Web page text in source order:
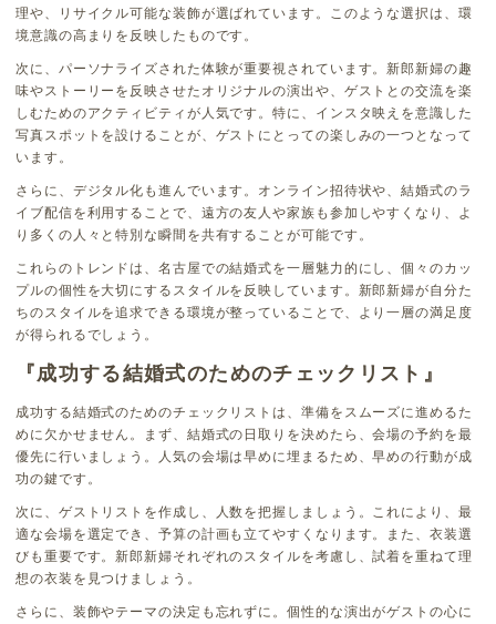
理や、リサイクル可能な装飾が選ばれています。このような選択は、環
境意識の高まりを反映したものです。
次に、パーソナライズされた体験が重要視されています。新郎新婦の趣
味やストーリーを反映させたオリジナルの演出や、ゲストとの交流を楽
しむためのアクティビティが人気です。特に、インスタ映えを意識した
写真スポットを設けることが、ゲストにとっての楽しみの一つとなって
います。
さらに、デジタル化も進んでいます。オンライン招待状や、結婚式のラ
イブ配信を利用することで、遠方の友人や家族も参加しやすくなり、よ
り多くの人々と特別な瞬間を共有することが可能です。
これらのトレンドは、名古屋での結婚式を一層魅力的にし、個々のカッ
プルの個性を大切にするスタイルを反映しています。新郎新婦が自分た
ちのスタイルを追求できる環境が整っていることで、より一層の満足度
が得られるでしょう。
『成功する結婚式のためのチェックリスト』
成功する結婚式のためのチェックリストは、準備をスムーズに進めるた
めに欠かせません。まず、結婚式の日取りを決めたら、会場の予約を最
優先に行いましょう。人気の会場は早めに埋まるため、早めの行動が成
功の鍵です。
次に、ゲストリストを作成し、人数を把握しましょう。これにより、最
適な会場を選定でき、予算の計画も立てやすくなります。また、衣装選
びも重要です。新郎新婦それぞれのスタイルを考慮し、試着を重ねて理
想の衣装を見つけましょう。
さらに、装飾やテーマの決定も忘れずに。個性的な演出がゲストの心に